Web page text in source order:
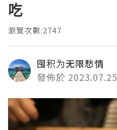
吃
瀏覽次數:2747
囤积为无限愁情
發佈於 2023.07.25